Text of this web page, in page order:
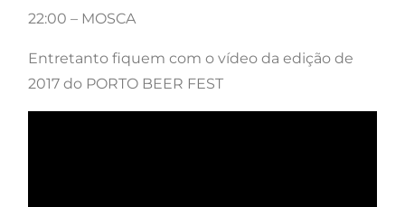
22:00 – MOSCA
Entretanto fiquem com o vídeo da edição de
2017 do PORTO BEER FEST